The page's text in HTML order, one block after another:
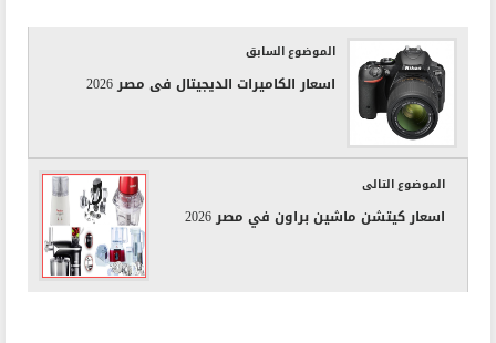
الموضوع السابق
اسعار الكاميرات الديجيتال فى مصر 2026
الموضوع التالى
اسعار كيتشن ماشين براون في مصر 2026